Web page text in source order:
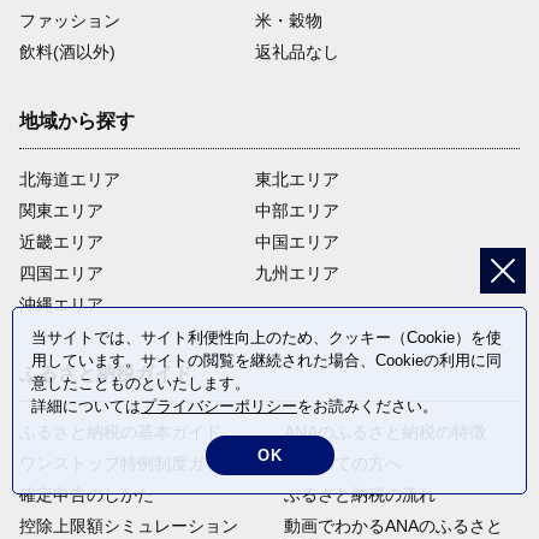
ファッション
米・穀物
飲料(酒以外)
返礼品なし
地域から探す
北海道エリア
関東エリア
近畿エリア
四国エリア
沖縄エリア
東北エリア
中部エリア
中国エリア
九州エリア
ふるさと納税ガイド
ふるさと納税の基本ガイド
ワンストップ特例制度ガイド
確定申告のしかた
控除上限額シミュレーション
ANAのふるさと納税の特徴
はじめての方へ
ふるさと納税の流れ
動画でわかるANAのふるさと
当サイトでは、サイト利便性向上のため、クッキー（Cookie）を使
用しています。サイトの閲覧を継続された場合、Cookieの利用に同
意したことものといたします。
詳細についてはプライバシーポリシーをお読みください。
OK